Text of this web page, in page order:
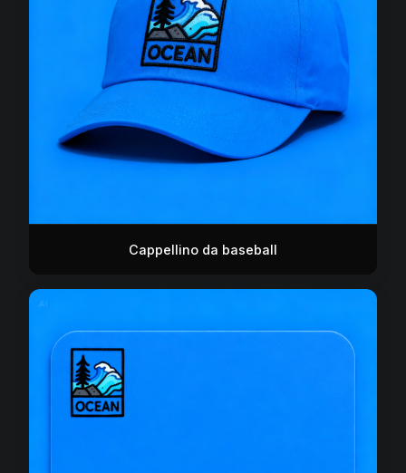
Cappellino da baseball